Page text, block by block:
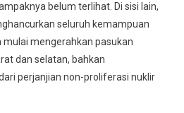
belum terlihat. Di sisi lain,
seluruh kemampuan
mengerahkan pasukan
dan selatan, bahkan
perjanjian non-proliferasi nuklir